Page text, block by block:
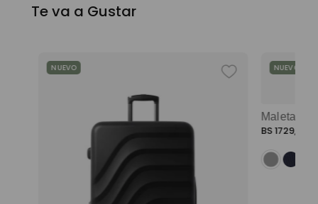
Te va a Gustar
NUEVO NUEVO
BS1729,